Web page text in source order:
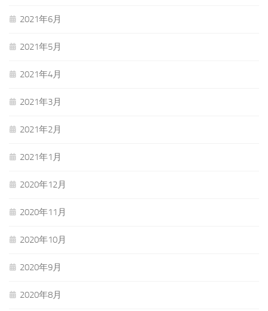
2021年6月
2021年5月
2021年4月
2021年3月
2021年2月
2021年1月
2020年12月
2020年11月
2020年10月
2020年9月
2020年8月